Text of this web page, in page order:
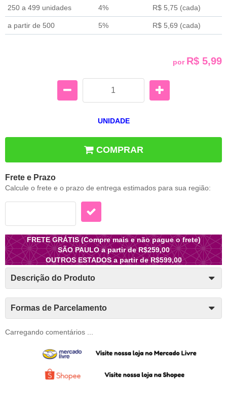
250 a 499 unidades 4% R$ 5,75 (cada)
a partir de 500 5% R$ 5,69 (cada)
por R$ 5,99
UNIDADE
COMPRAR
Frete e Prazo
Calcule o frete e o prazo de entrega estimados para sua região:
FRETE GRÁTIS (Compre mais e não pague o frete)
SÃO PAULO a partir de R$259,00
OUTROS ESTADOS a partir de R$599,00
Descrição do Produto
Formas de Parcelamento
Carregando comentários ...